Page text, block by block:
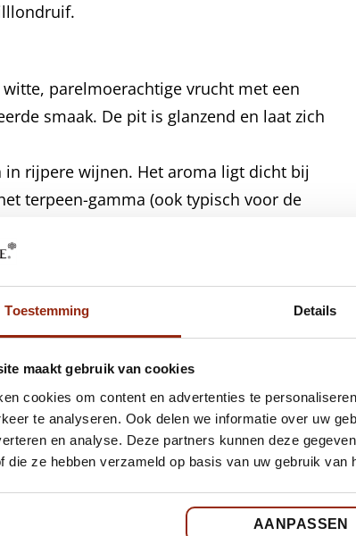
Toestemming Details
maakt gebruik van cookies
cookies om content en advertenties te
te analyseren. Ook delen we informatie over uw
en analyse. Deze partners kunnen deze
die ze hebben verzameld op basis van uw gebruik van
AANPASSEN
parelmoerachtige vrucht met een
smaak. De pit is glanzend en laat zich
in rijpere wijnen. Het aroma ligt dicht bij
terpeen-gamma (ook typisch voor de
verse druiven). Het zou een typisch
chemische geurreferentie het linalol.
in vrije toestand in verschillende
rozenhout uit Cayenne,
is een kleurloze vloeistof met een zoete,
van de voornaamste aromatische
muskaatwijnen, maar men komt het aroma
verschillende druivesoorten: Muscat blanc;